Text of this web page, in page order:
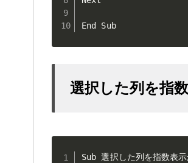
End Sub
選択した列を指
Sub 選択した列を指数表